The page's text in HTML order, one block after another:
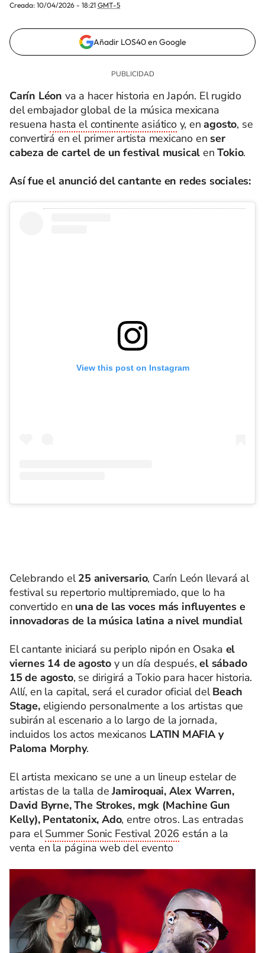
Creada: 10/04/2026 - 18:21 GMT-5
Añadir LOS40 en Google
Carín Léon va a hacer historia en Japón. El rugido
del embajador global de la música mexicana
resuena hasta el continente asiáticoy, enagosto, se
convertirá en el primer artista mexicano en ser
cabeza de cartel de un festival musical enTokio.
Así fue el anunció del cantante en redes sociales:
View this post on Instagram
Celebrando el25 aniversario, Carín León llevará al
festival su repertorio multipremiado, que lo ha
convertido en una de las voces más influyentes e
innovadoras de la música latina a nivel mundial
El cantante iniciará su periplo nipón en Osaka el
viernes 14 de agosto y un día después,el sábado
15 de agosto, se dirigirá a Tokio para hacer historia.
Allí, en la capital, será el curador oficial delBeach
Stage,eligiendo personalmente a los artistas que
subirán al escenario a lo largo de la jornada,
incluidos los actos mexicanos LATIN MAFIA y
Paloma Morphy.
El artista mexicano se une a un lineup estelar de
artistas de la talla deJamiroquai, Alex Warren,
David Byrne, The Strokes, mgk (Machine Gun
Kelly), Pentatonix, Ado, entre otros. Las entradas
para elSummer Sonic Festival 2026 están a la
venta en la página web del evento